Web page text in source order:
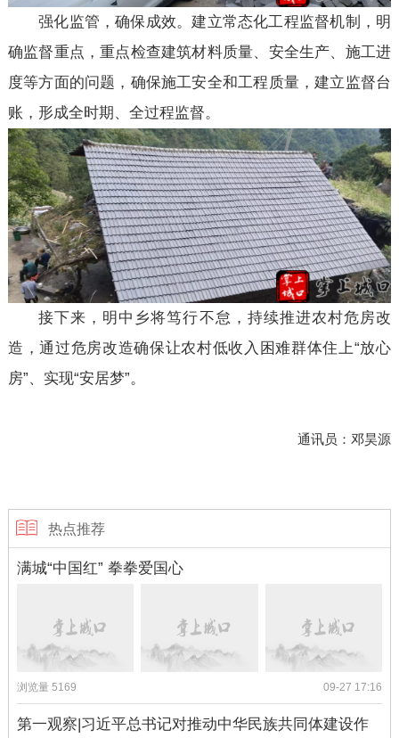
强化监管，确保成效。建立常态化工程监督机制，明
确监督重点，重点检查建筑材料质量、安全生产、施工进
度等方面的问题，确保施工安全和工程质量，建立监督台
账，形成全时期、全过程监督。
接下来，明中乡将笃行不怠，持续推进农村危房改
造，通过危房改造确保让农村低收入困难群体住上“放心
房”、实现“安居梦”。
通讯员：邓昊源
热点推荐
满城“中国红” 拳拳爱国心
浏览量 5169 09-27 17:16
第一观察|习近平总书记对推动中华民族共同体建设作